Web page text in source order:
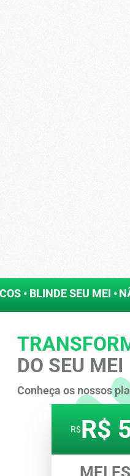
• BLINDE SEU МЕI •
DO SEU MEI
Conheça os nossos
R$R$
MEI